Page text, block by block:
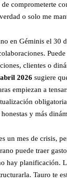
comprometerte
o solo me
en Géminis el 30
clientes o
2026 sugiere
empiezan a
y más
un mes de crisis,
puede traer
hay planificación.
Tauro te